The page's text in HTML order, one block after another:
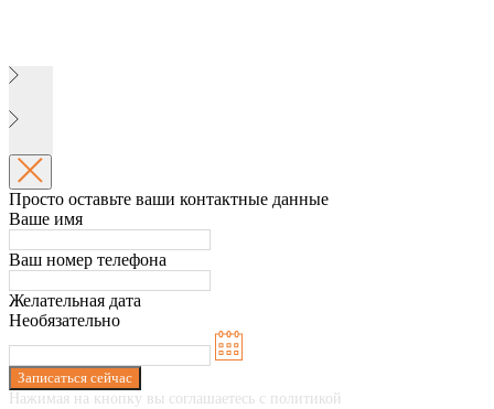
Ваше имя
Ваш номер телефона
Желательная дата
Необязательно
Записаться сейчас
Нажимая на кнопку вы соглашаетесь с политикой
конфиденциальности